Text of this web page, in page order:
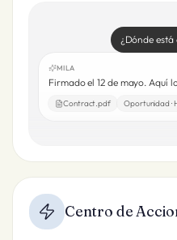
¿Dónde
MILA
Firmado el 12 de mayo. Aquí
Contract.pdf Oportunidad ·
Centro de